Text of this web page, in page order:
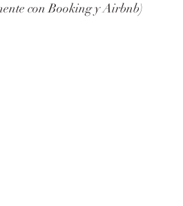
con Booking y Airbnb)